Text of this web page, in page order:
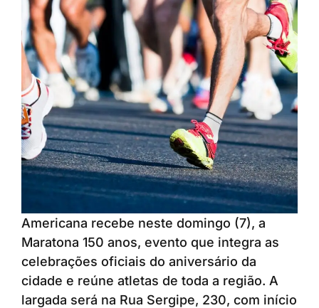
Americana recebe neste domingo (7), a
Maratona 150 anos, evento que integra as
celebrações oficiais do aniversário da
cidade e reúne atletas de toda a região. A
largada será na Rua Sergipe, 230, com início